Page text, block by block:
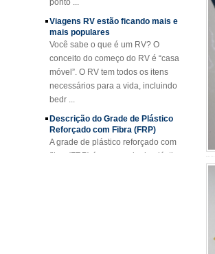
Viagens RV estão ficando mais e
mais populares
Você sabe o que é um RV? O
conceito do começo do RV é “casa
móvel”. O RV tem todos os itens
necessários para a vida, incluindo
bedr ...
Descrição do Grade de Plástico
Reforçado com Fibra (FRP)
A grade de plástico reforçado com
fibra (FRP) é uma grade de plástico
reforçada com fibra de vidro